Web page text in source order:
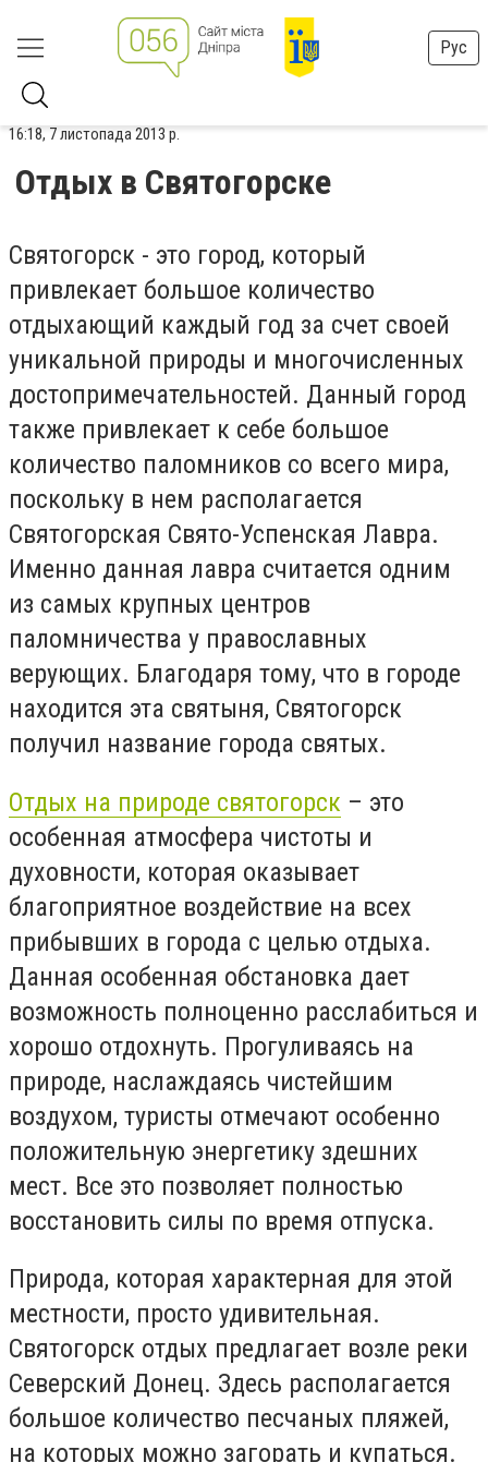
Рус
16:18, 7 листопада 2013 р.
Отдых в Святогорске
Святогорск - это город, который
привлекает большое количество
отдыхающий каждый год за счет своей
уникальной природы и многочисленных
достопримечательностей. Данный город
также привлекает к себе большое
количество паломников со всего мира,
поскольку в нем располагается
Святогорская Свято-Успенская Лавра.
Именно данная лавра считается одним
из самых крупных центров
паломничества у православных
верующих. Благодаря тому, что в городе
находится эта святыня, Святогорск
получил название города святых.
Отдых на природе святогорск – это
особенная атмосфера чистоты и
духовности, которая оказывает
благоприятное воздействие на всех
прибывших в города с целью отдыха.
Данная особенная обстановка дает
возможность полноценно расслабиться и
хорошо отдохнуть. Прогуливаясь на
природе, наслаждаясь чистейшим
воздухом, туристы отмечают особенно
положительную энергетику здешних
мест. Все это позволяет полностью
восстановить силы по время отпуска.
Природа, которая характерная для этой
местности, просто удивительная.
Святогорск отдых предлагает возле реки
Северский Донец. Здесь располагается
большое количество песчаных пляжей,
на которых можно загорать и купаться.